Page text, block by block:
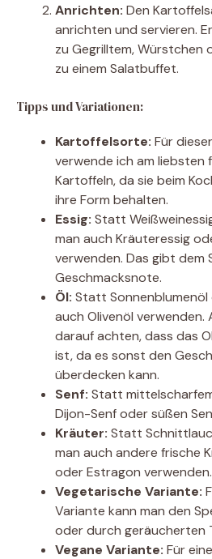
Anrichten: Den
anrichten und servieren.
zu Gegrilltem, Würstchen
zu einem Salatbuffet.
Tipps und Variationen:
Kartoffelsorte: Für
verwende ich am liebsten
Kartoffeln, da sie beim
ihre Form behalten.
Essig: Statt
man auch Kräuteressig
verwenden. Das gibt dem
Geschmacksnote.
Öl: Statt Sonnenblumenöl
auch Olivenöl verwenden.
darauf achten, dass das
ist, da es sonst den
überdecken kann.
Senf: Statt
Dijon-Senf oder süßen
Kräuter: Statt
man auch andere frische
oder Estragon verwenden.
Vegetarische Variante:
Variante kann man den
oder durch geräucherten
Vegane Variante: Für